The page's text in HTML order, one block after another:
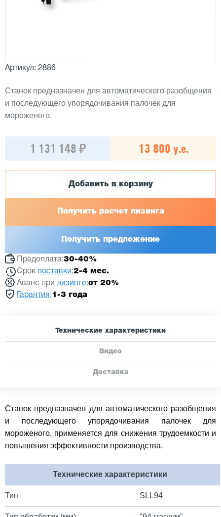
Артикул: 2886
Станок предназначен для автоматического разобщения
и последующего упорядочивания палочек для
мороженого.
1 131 148 ₽ 13 800 у.е.
Добавить в корзину
Получить расчет лизинга
Получить предложение
Предоплата:30-40%
Срок поставки :2-4 мес.
Аванс при лизинге:от 20%
Гарантия :1-3 года
Технические характеристики
Видео
Доставка
Станок предназначен для автоматического разобщения
и последующего упорядочивания палочек для
мороженого, применяется для снижения трудоемкости и
повышения эффективности производства.
Технические характеристики
Тип SLL94